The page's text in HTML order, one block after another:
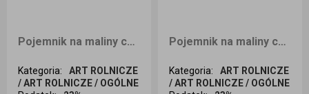
Pojemnik na maliny czeskie 500g 500 sztuk bez nadruku
Kategoria:
ART ROLNICZE
/ ART ROLNICZE / OGÓLNE
Pojemnik na maliny czeskie 500g 100 sztuk Bez nadruku
Kategoria:
ART ROLNICZE
/ ART ROLNICZE / OGÓLNE